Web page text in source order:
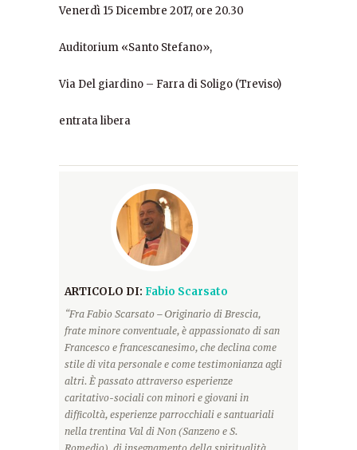
Venerdì 15 Dicembre 2017, ore 20.30
Auditorium «Santo Stefano»,
Via Del giardino – Farra di Soligo (Treviso)
entrata libera
ARTICOLO DI: Fabio Scarsato
“Fra Fabio Scarsato – Originario di Brescia,
frate minore conventuale, è appassionato di san
Francesco e francescanesimo, che declina come
stile di vita personale e come testimonianza agli
altri. È passato attraverso esperienze
caritativo-sociali con minori e giovani in
difficoltà, esperienze parrocchiali e santuariali
nella trentina Val di Non (Sanzeno e S.